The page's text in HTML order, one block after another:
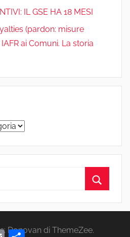
a
e
l
IL GSE HA 18 MESI
(pardon: misure
ai Comuni. La storia
Donovan di ThemeZee.
EmailCondividi